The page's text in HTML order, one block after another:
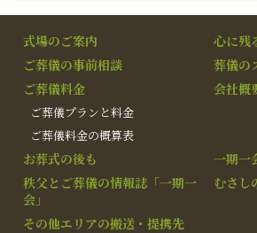
式場のご案内
心に残
ご葬儀の事前相談
葬儀の
ご葬儀料金
ご葬儀プランと料金
ご葬儀料金の概算表
会社概
お葬式の後も
一期一
秩父とご葬儀の情報誌「一期一
会」
むさし
その他エリアの搬送・提携先